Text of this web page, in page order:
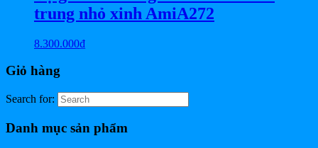
trung nhỏ xinh AmiA272
8.300.000₫
Giỏ hàng
Search for:
Danh mục sản phẩm